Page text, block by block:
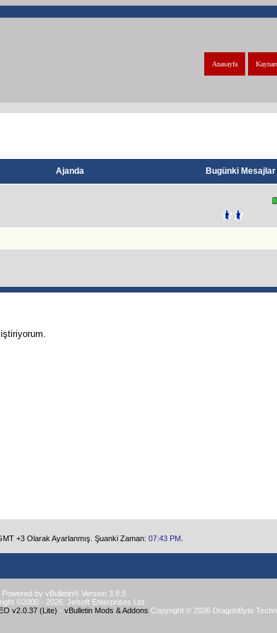
Anasayfa
Ajanda Bugünki Mesajlar
+3 Olarak Ayarlanmış. Şuanki Zaman: 07:43 PM
Powered by vBulletin® Version 3.8.5
©2000 - 2026, Jelsoft Enterprises Ltd.
v2.0.37 (Lite) - vBulletin Mods & Addons Copyright © 2026 DragonByte